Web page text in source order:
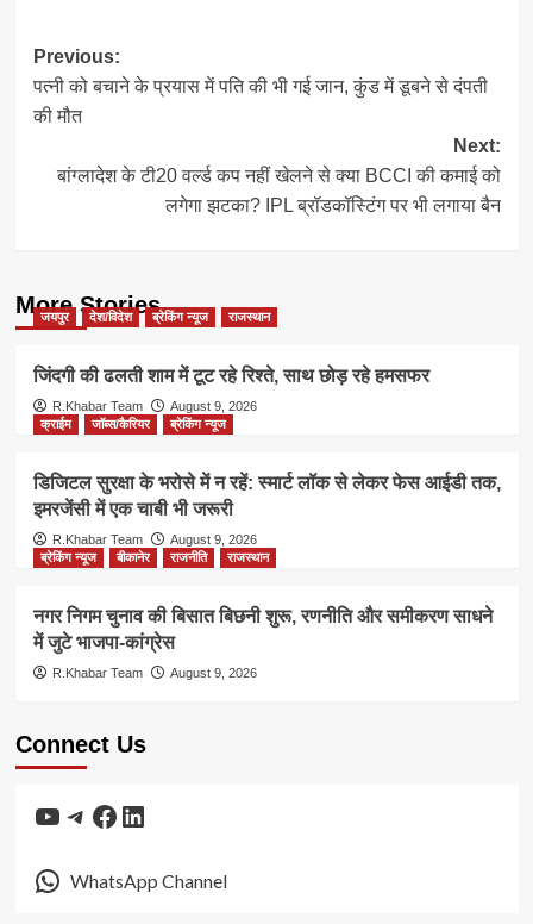
Post
navigation
Previous:
पत्नी को बचाने के प्रयास में पति की भी गई जान, कुंड में डूबने से दंपती
की मौत
Next:
बांग्लादेश के टी20 वर्ल्ड कप नहीं खेलने से क्या BCCI की कमाई को
लगेगा झटका? IPL ब्रॉडकॉस्टिंग पर भी लगाया बैन
More Stories
जयपुर देश/विदेश ब्रेकिंग न्यूज राजस्थान
जिंदगी की ढलती शाम में टूट रहे रिश्ते, साथ छोड़ रहे हमसफर
R.Khabar Team
August 9, 2026
क्राईम
जॉब्स/कैरियर ब्रेकिंग न्यूज
डिजिटल सुरक्षा के भरोसे में न रहें: स्मार्ट लॉक से लेकर फेस आईडी तक,
इमरजेंसी में एक चाबी भी जरूरी
R.Khabar Team
August 9, 2026
ब्रेकिंग न्यूज
बीकानेर राजनीति राजस्थान
नगर निगम चुनाव की बिसात बिछनी शुरू, रणनीति और समीकरण साधने
में जुटे भाजपा-कांग्रेस
R.Khabar Team August 9, 2026
Connect Us
YouTube
Telegram
Facebook
LinkedIn
WhatsApp Channel